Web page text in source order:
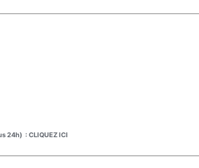
24h) : CLIQUEZ ICI